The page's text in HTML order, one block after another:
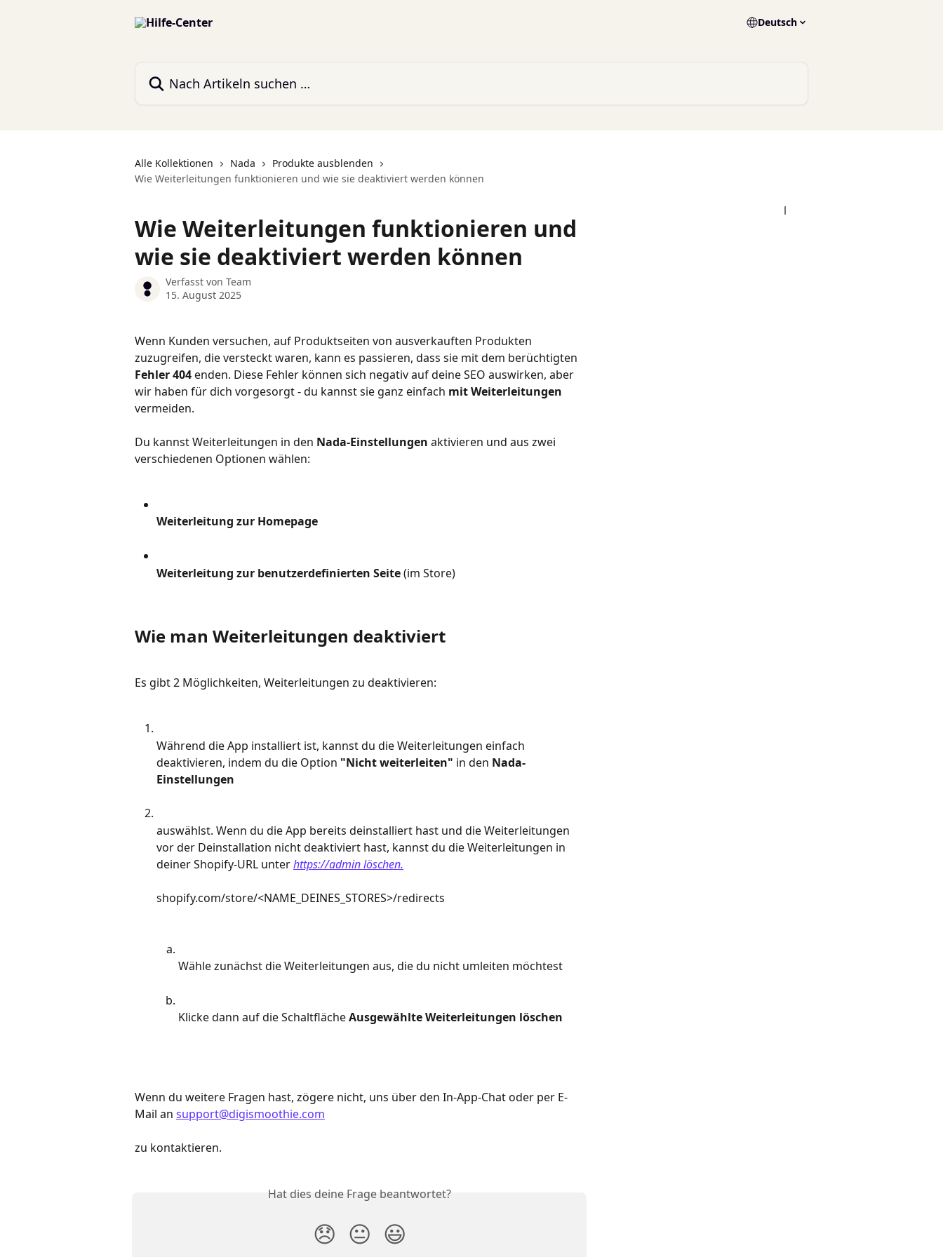
Deutsch
Alle Kollektionen Nada
Produkte ausblenden
Wie Weiterleitungen funktionieren und wie sie deaktiviert werden können
Wie Weiterleitungen funktionieren und
wie sie deaktiviert werden können
Verfasst von Team
15. August 2025
Wenn Kunden versuchen, auf Produktseiten von ausverkauften Produkten
zuzugreifen, die versteckt waren, kann es passieren, dass sie mit dem berüchtigten
Fehler 404 enden. Diese Fehler können sich negativ auf deine SEO auswirken, aber
wir haben für dich vorgesorgt - du kannst sie ganz einfach mit Weiterleitungen
vermeiden.
Du kannst Weiterleitungen in den Nada-Einstellungen aktivieren und aus zwei
verschiedenen Optionen wählen:
Weiterleitung zur Homepage
Weiterleitung zur benutzerdefinierten Seite (im Store)
Wie man Weiterleitungen deaktiviert
Es gibt 2 Möglichkeiten, Weiterleitungen zu deaktivieren:
Während die App installiert ist, kannst du die Weiterleitungen einfach
deaktivieren, indem du die Option "Nicht weiterleiten" in den Nada-
Einstellungen
auswählst. Wenn du die App bereits deinstalliert hast und die Weiterleitungen
vor der Deinstallation nicht deaktiviert hast, kannst du die Weiterleitungen in
deiner Shopify-URL unter https://admin löschen.
shopify.com/store/<NAME_DEINES_STORES>/redirects
Wähle zunächst die Weiterleitungen aus, die du nicht umleiten möchtest
Klicke dann auf die Schaltfläche Ausgewählte Weiterleitungen löschen
Wenn du weitere Fragen hast, zögere nicht, uns über den In-App-Chat oder per E-
Mail an support@digismoothie.com
zu kontaktieren.
Hat dies deine Frage beantwortet?
😞 😐 😃